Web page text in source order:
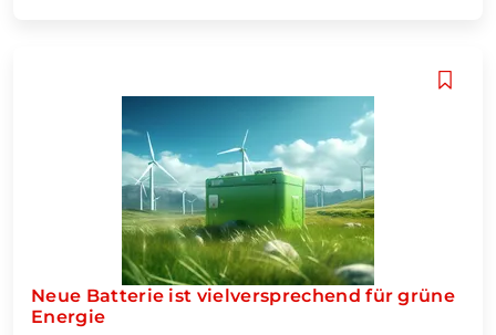
Neue Batterie ist vielversprechend für grüne
Energie